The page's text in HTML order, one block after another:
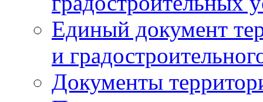
Единый документ
и
Документы